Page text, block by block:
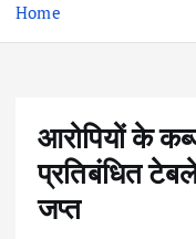
Home
आरोपियों के
प्रतिबंधित
जप्त